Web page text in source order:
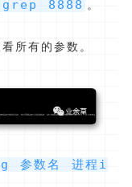
8888 。
所有的参数。
数名 进程i